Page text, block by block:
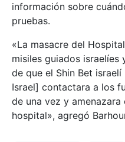
información sobre
pruebas.
«La masacre del
misiles guiados israelíes
de que el Shin Bet
Israel] contactara a los
de una vez y
hospital», agregó